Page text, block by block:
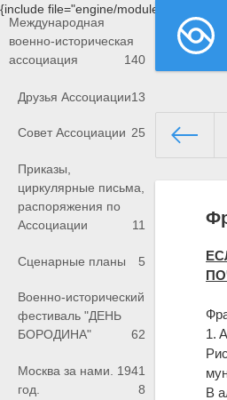
{include file="engine/modules/saperu/
Международная
военно-историческая
ассоциация
140
Друзья Ассоциации13
Совет Ассоциации 25
Приказы,
циркулярные письма,
распоряжения по
Ассоциации
11
Сценарные планы 5
Военно-исторический
фестиваль "ДЕНЬ
БОРОДИНА"
62
Москва за нами. 1941
год.
8
1.
В